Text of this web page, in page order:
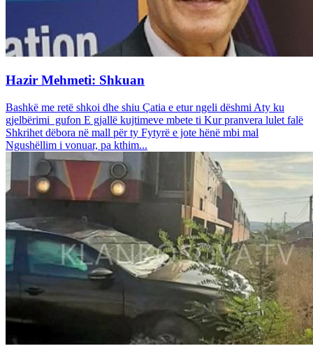
Hazir Mehmeti: Shkuan
Bashkë me retë shkoi dhe shiu Çatia e etur ngeli dëshmi Aty ku
gjelbërimi gufon E gjallë kujtimeve mbete ti Kur pranvera lulet falë
Shkrihet dëbora në mall për ty Fytyrë e jote hënë mbi mal
Ngushëllim i vonuar, pa kthim...